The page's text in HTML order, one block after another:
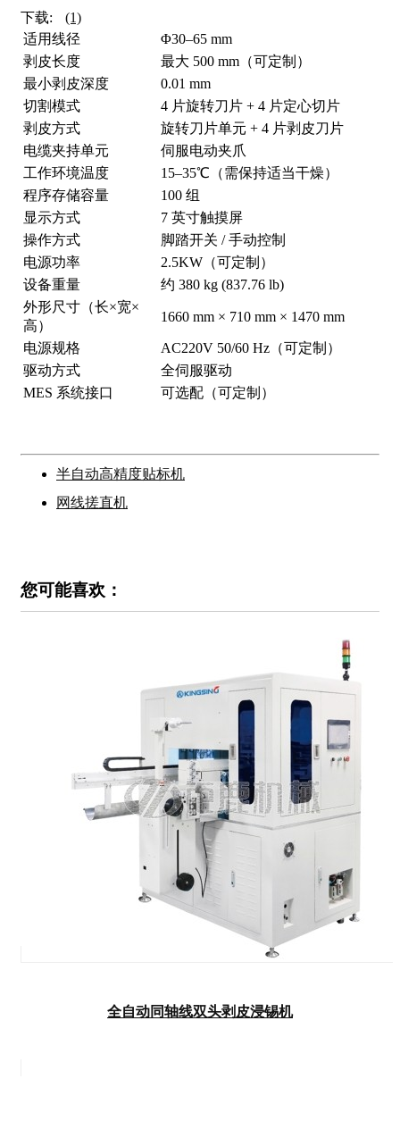
下载:
(1)
适用线径
Φ30–65 mm
剥皮长度
最大 500 mm（可定制）
最小剥皮深度
0.01 mm
切割模式
4 片旋转刀片 + 4 片定心切片
剥皮方式
旋转刀片单元 + 4 片剥皮刀片
电缆夹持单元
伺服电动夹爪
工作环境温度
15–35℃（需保持适当干燥）
程序存储容量
100 组
显示方式
7 英寸触摸屏
操作方式
脚踏开关 / 手动控制
电源功率
2.5KW（可定制）
设备重量
约 380 kg (837.76 lb)
外形尺寸（长×宽×
高）
1660 mm × 710 mm × 1470 mm
电源规格
AC220V 50/60 Hz（可定制）
驱动方式
全伺服驱动
MES 系统接口
可选配（可定制）
半自动高精度贴标机
网线搓直机
您可能喜欢：
全自动同轴线双头剥皮浸锡机